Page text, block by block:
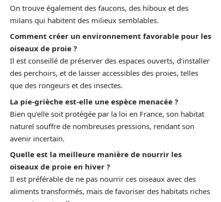
On trouve également des faucons, des hiboux et des
milans qui habitent des milieux semblables.
Comment créer un environnement favorable pour les
oiseaux de proie ?
Il est conseillé de préserver des espaces ouverts, d’installer
des perchoirs, et de laisser accessibles des proies, telles
que des rongeurs et des insectes.
La pie-grièche est-elle une espèce menacée ?
Bien qu’elle soit protégée par la loi en France, son habitat
naturel souffre de nombreuses pressions, rendant son
avenir incertain.
Quelle est la meilleure manière de nourrir les
oiseaux de proie en hiver ?
Il est préférable de ne pas nourrir ces oiseaux avec des
aliments transformés, mais de favoriser des habitats riches